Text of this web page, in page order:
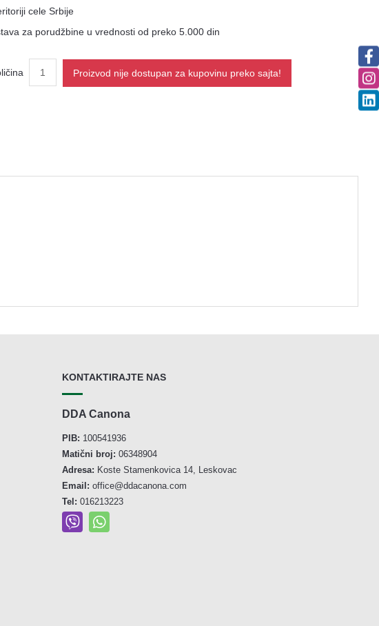
cele Srbije
za porudžbine u vrednosti od preko 5.000 din
Proizvod nije dostupan za kupovinu preko sajta!
KONTAKTIRAJTE NAS
DDA Canona
PIB: 100541936
Matični broj: 06348904
Adresa: Koste Stamenkovica 14, Leskovac
Email:office@ddacanona.com
Tel:016213223